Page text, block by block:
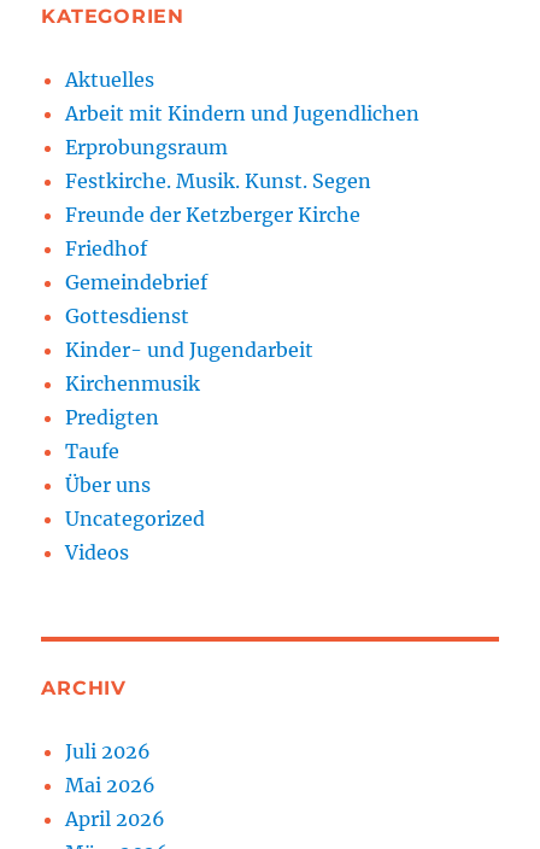
KATEGORIEN
Aktuelles
Arbeit mit Kindern und Jugendlichen
Erprobungsraum
Festkirche. Musik. Kunst. Segen
Freunde der Ketzberger Kirche
Friedhof
Gemeindebrief
Gottesdienst
Kinder- und Jugendarbeit
Kirchenmusik
Predigten
Taufe
Über uns
Uncategorized
Videos
ARCHIV
Juli 2026
Mai 2026
April 2026